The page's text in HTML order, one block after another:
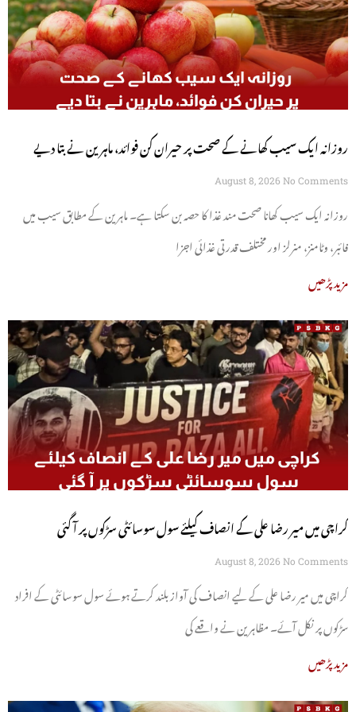
روزانہ ایک سیب کھانے کے صحت پر حیران کن فوائد، ماہرین نے بتا دیے
August 8, 2026 No Comments
روزانہ ایک سیب کھانا صحت مند غذا کا حصہ بن سکتا ہے۔ ماہرین کے مطابق سیب میں
فائبر، وٹامنز، منرلز اور مختلف قدرتی غذائی اجزا
مزید پڑھیں
کراچی میں میر رضا علی کے انصاف کیلئے سول سوسائٹی سڑکوں پر آ گئی
August 8, 2026 No Comments
کراچی میں میر رضا علی کے لیے انصاف کی آواز بلند کرتے ہوئے سول سوسائٹی کے افراد
سڑکوں پر نکل آئے۔ مظاہرین نے واقعے کی
مزید پڑھیں